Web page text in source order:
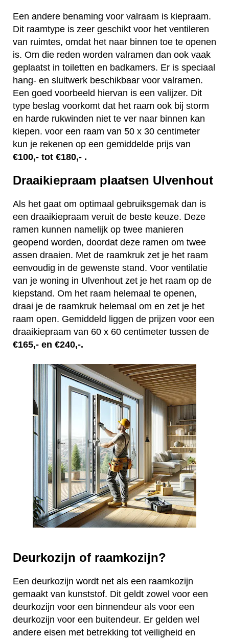
Een andere benaming voor valraam is kiepraam.
Dit raamtype is zeer geschikt voor het ventileren
van ruimtes, omdat het naar binnen toe te openen
is. Om die reden worden valramen dan ook vaak
geplaatst in toiletten en badkamers. Er is speciaal
hang- en sluitwerk beschikbaar voor valramen.
Een goed voorbeeld hiervan is een valijzer. Dit
type beslag voorkomt dat het raam ook bij storm
en harde rukwinden niet te ver naar binnen kan
kiepen. voor een raam van 50 x 30 centimeter
kun je rekenen op een gemiddelde prijs van
€100,- tot €180,- .
Draaikiepraam plaatsen Ulvenhout
Als het gaat om optimaal gebruiksgemak dan is
een draaikiepraam veruit de beste keuze. Deze
ramen kunnen namelijk op twee manieren
geopend worden, doordat deze ramen om twee
assen draaien. Met de raamkruk zet je het raam
eenvoudig in de gewenste stand. Voor ventilatie
van je woning in Ulvenhout zet je het raam op de
kiepstand. Om het raam helemaal te openen,
draai je de raamkruk helemaal om en zet je het
raam open. Gemiddeld liggen de prijzen voor een
draaikiepraam van 60 x 60 centimeter tussen de
€165,- en €240,-.
Deurkozijn of raamkozijn?
Een deurkozijn wordt net als een raamkozijn
gemaakt van kunststof. Dit geldt zowel voor een
deurkozijn voor een binnendeur als voor een
deurkozijn voor een buitendeur. Er gelden wel
andere eisen met betrekking tot veiligheid en